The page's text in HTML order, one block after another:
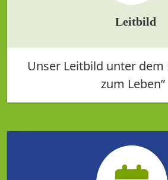
Leitbild
Unser Leitbild unter dem
zum Leben”